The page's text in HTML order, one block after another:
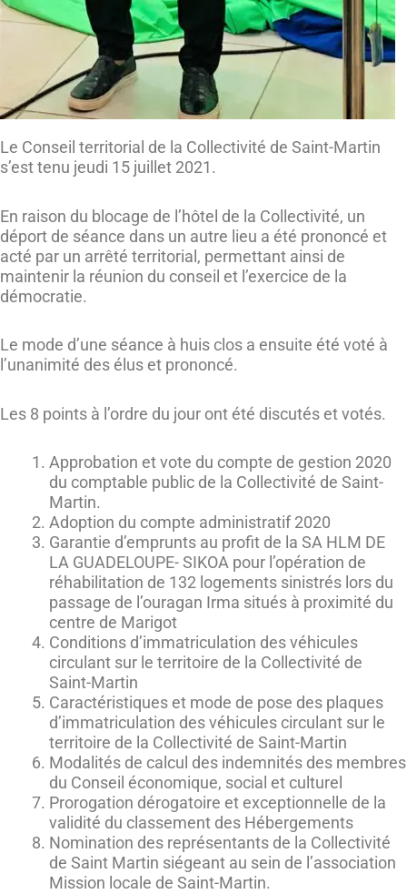
Le Conseil territorial de la Collectivité de Saint-Martin
s’est tenu jeudi 15 juillet 2021.
En raison du blocage de l’hôtel de la Collectivité, un
déport de séance dans un autre lieu a été prononcé et
acté par un arrêté territorial, permettant ainsi de
maintenir la réunion du conseil et l’exercice de la
démocratie.
Le mode d’une séance à huis clos a ensuite été voté à
l’unanimité des élus et prononcé.
Les 8 points à l’ordre du jour ont été discutés et votés.
Approbation et vote du compte de gestion 2020
du comptable public de la Collectivité de Saint-
Martin.
Adoption du compte administratif 2020
Garantie d’emprunts au profit de la SA HLM DE
LA GUADELOUPE- SIKOA pour l’opération de
réhabilitation de 132 logements sinistrés lors du
passage de l’ouragan Irma situés à proximité du
centre de Marigot
Conditions d’immatriculation des véhicules
circulant sur le territoire de la Collectivité de
Saint-Martin
Caractéristiques et mode de pose des plaques
d’immatriculation des véhicules circulant sur le
territoire de la Collectivité de Saint-Martin
Modalités de calcul des indemnités des membres
du Conseil économique, social et culturel
Prorogation dérogatoire et exceptionnelle de la
validité du classement des Hébergements
Nomination des représentants de la Collectivité
de Saint Martin siégeant au sein de l’association
Mission locale de Saint-Martin.